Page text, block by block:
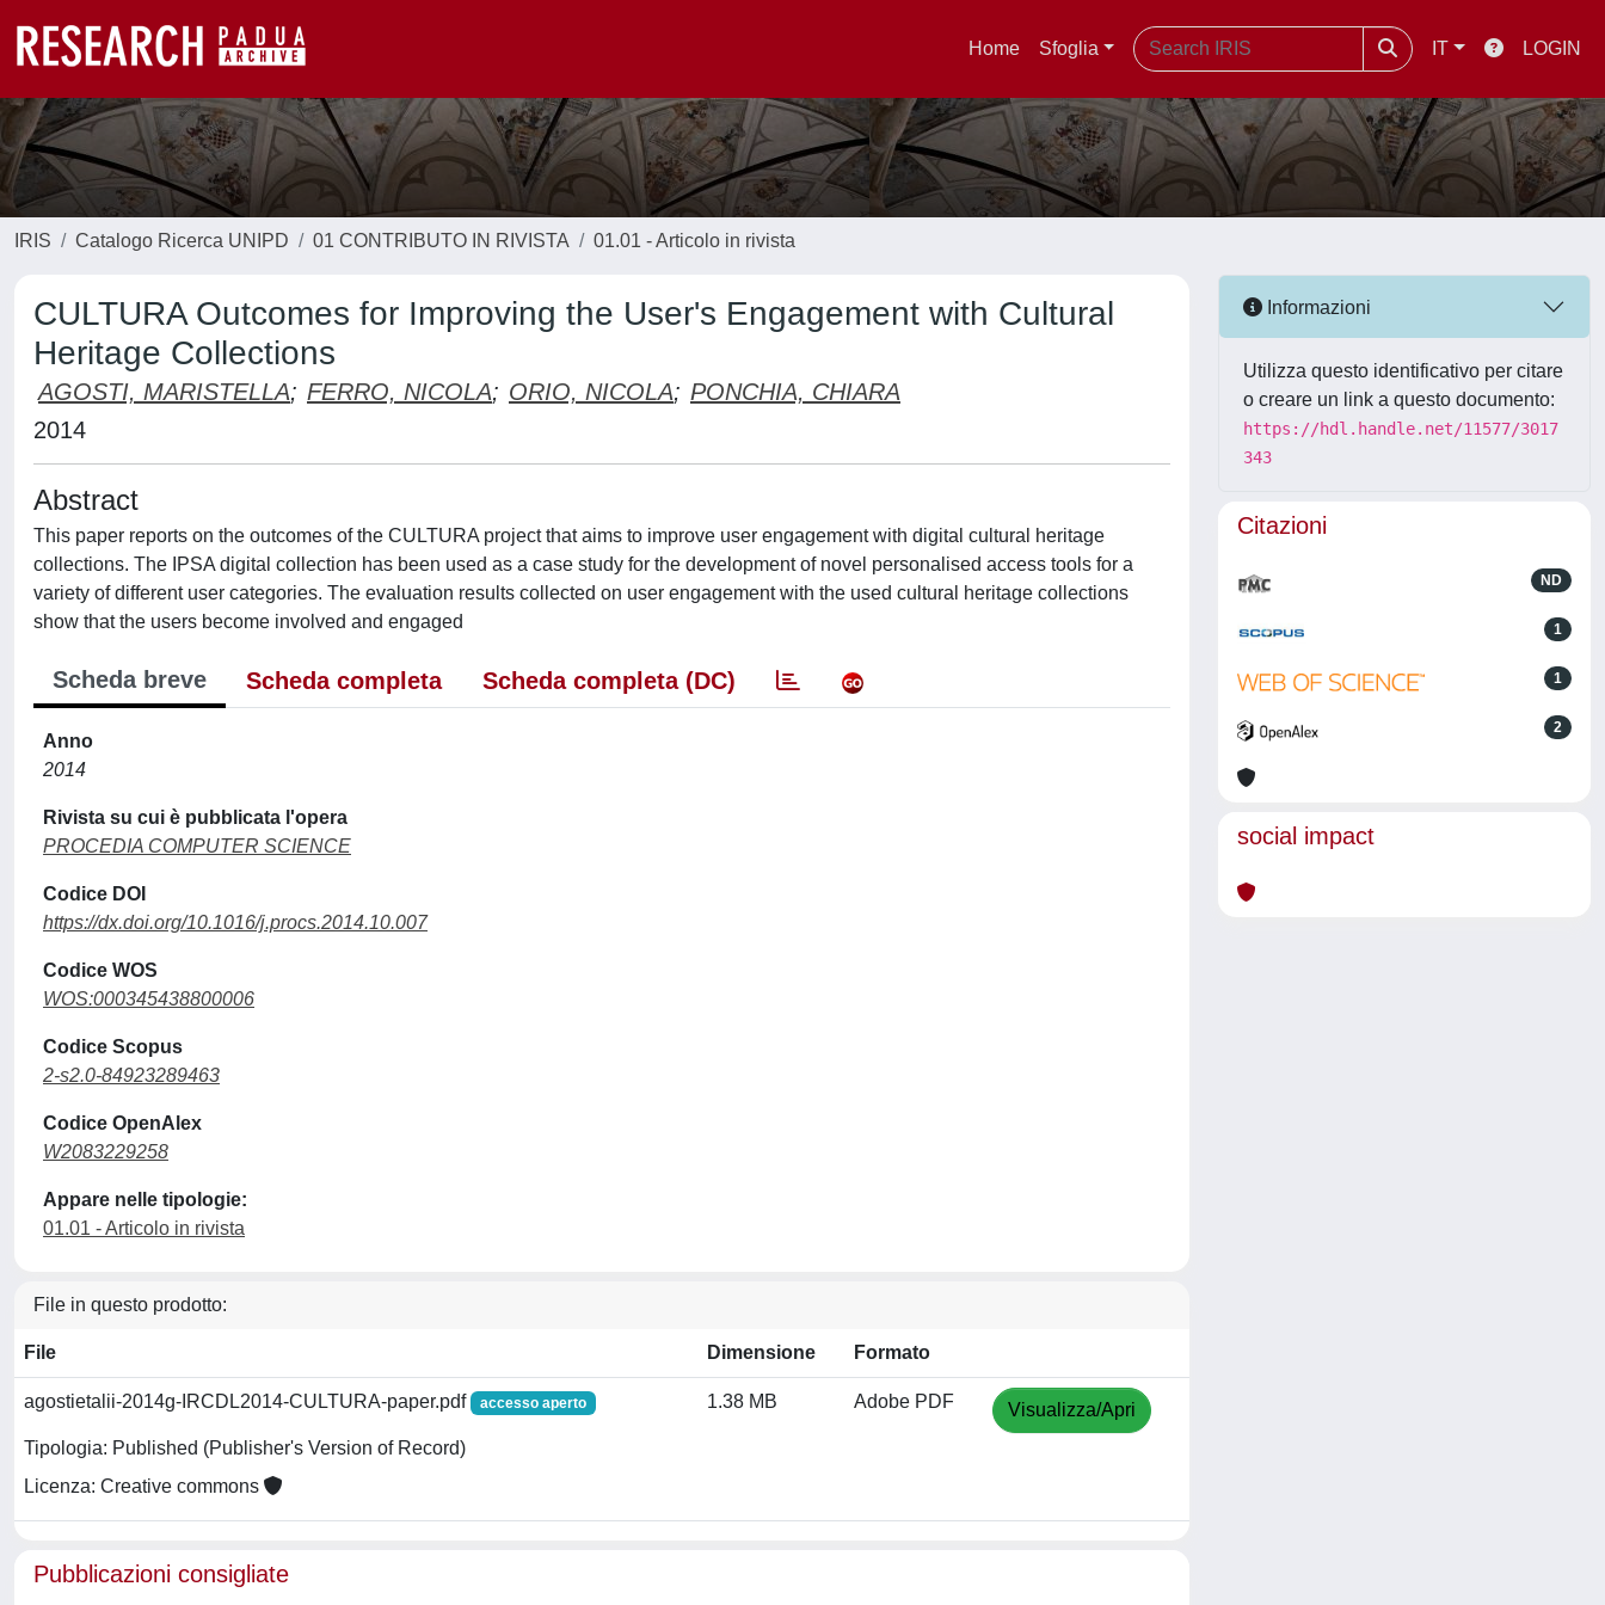
Home Sfoglia IT LOGIN
IRIS Catalogo Ricerca UNIPD 01 CONTRIBUTO IN RIVISTA 01.01 - Articolo in rivista
CULTURA Outcomes for Improving the User's Engagement with Cultural
Heritage Collections
AGOSTI, MARISTELLA; FERRO, NICOLA; ORIO, NICOLA; PONCHIA, CHIARA
2014
Abstract
This paper reports on the outcomes of the CULTURA project that aims to improve user engagement with digital cultural heritage
collections. The IPSA digital collection has been used as a case study for the development of novel personalised access tools for a
variety of different user categories. The evaluation results collected on user engagement with the used cultural heritage collections
show that the users become involved and engaged
Scheda breve Scheda completa Scheda completa (DC)
Anno
2014
Rivista su cui è pubblicata l'opera
PROCEDIA COMPUTER SCIENCE
Codice DOI
https://dx.doi.org/10.1016/j.procs.2014.10.007
Codice WOS
WOS:000345438800006
Codice Scopus
2-s2.0-84923289463
Codice OpenAlex
W2083229258
Appare nelle tipologie:
01.01 - Articolo in rivista
File in questo prodotto:
File Dimensione Formato
agostietalii-2014g-IRCDL2014-CULTURA-paper.pdf accesso aperto
Tipologia: Published (Publisher's Version of Record)
Licenza: Creative commons
1.38 MB Adobe PDF Visualizza/Apri
Pubblicazioni consigliate
Informazioni
Utilizza questo identificativo per citare
o creare un link a questo documento:
https://hdl.handle.net/11577/3017
343
Citazioni
ND
1
1
2
social impact